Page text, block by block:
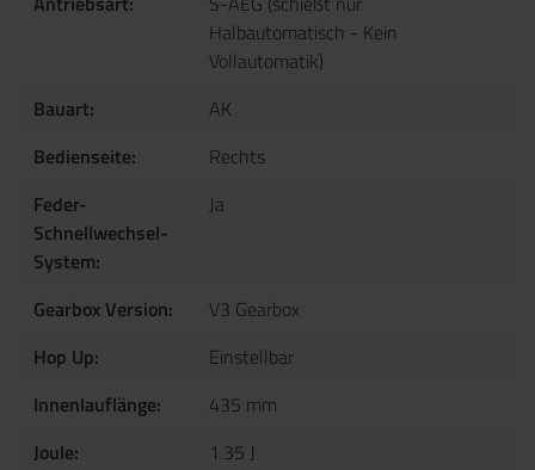
Halbautomatisch - Kein
Vollautomatik)
Bauart:
AK
Bedienseite:
Rechts
Feder-
Schnellwechsel-
System:
Ja
Gearbox Version:
V3 Gearbox
Hop Up:
Einstellbar
Innenlauflänge:
435 mm
Joule:
1.35 J